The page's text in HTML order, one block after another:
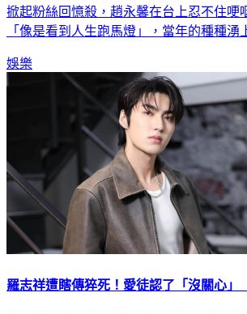
掀起粉絲回憶殺，趙永馨在台上忍不住哽
「像是看到人生跑馬燈」，當年的種種湧
娛樂
羅志祥遭瞎傳猝死！愛徒認了「沒關心